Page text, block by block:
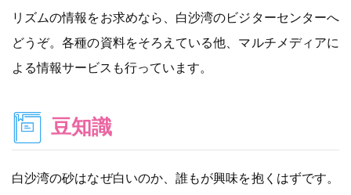
リズムの情報をお求めなら、白沙湾のビジターセンターへ
どうぞ。各種の資料をそろえている他、マルチメディアに
よる情報サービスも行っています。
豆知識
白沙湾の砂はなぜ白いのか、誰もが興味を抱くはずです。